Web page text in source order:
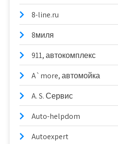
8-line.ru
8миля
911, автокомплекс
A`more, автомойка
A. S. Сервис
Auto-helpdom
Autoexpert